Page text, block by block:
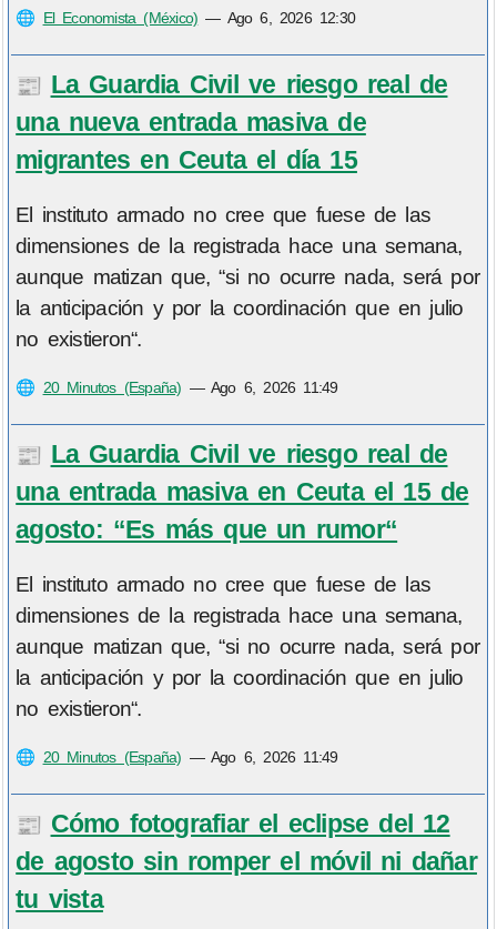
🌐 El Economista (México) — Ago 6, 2026 12:30
📰 La Guardia Civil ve riesgo real de
una nueva entrada masiva de
migrantes en Ceuta el día 15
El instituto armado no cree que fuese de las
dimensiones de la registrada hace una semana,
aunque matizan que, “si no ocurre nada, será por
la anticipación y por la coordinación que en julio
no existieron“.
🌐 20 Minutos (España) —Ago 6, 2026 11:49
📰 La Guardia Civil ve riesgo real de
una entrada masiva en Ceuta el 15 de
agosto: “Es más que un rumor“
El instituto armado no cree que fuese de las
dimensiones de la registrada hace una semana,
aunque matizan que, “si no ocurre nada, será por
la anticipación y por la coordinación que en julio
no existieron“.
🌐 20 Minutos (España) —Ago 6, 2026 11:49
📰 Cómo fotografiar el eclipse del 12
de agosto sin romper el móvil ni dañar
tu vista